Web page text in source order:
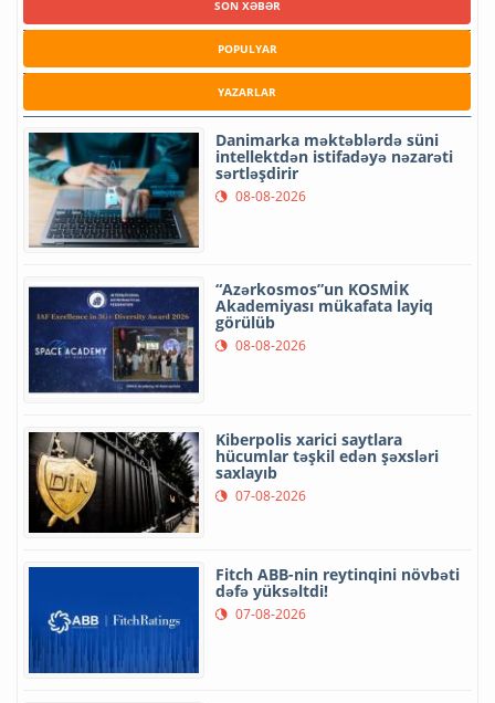
SON XƏBƏR
POPULYAR
YAZARLAR
Danimarka məktəblərdə süni
intellektdən istifadəyə nəzarəti
sərtləşdirir
08-08-2026
“Azərkosmos”un KOSMİK
Akademiyası mükafata layiq
görülüb
08-08-2026
Kiberpolis xarici saytlara
hücumlar təşkil edən şəxsləri
saxlayıb
07-08-2026
Fitch ABB-nin reytinqini növbəti
dəfə yüksəltdi!
07-08-2026